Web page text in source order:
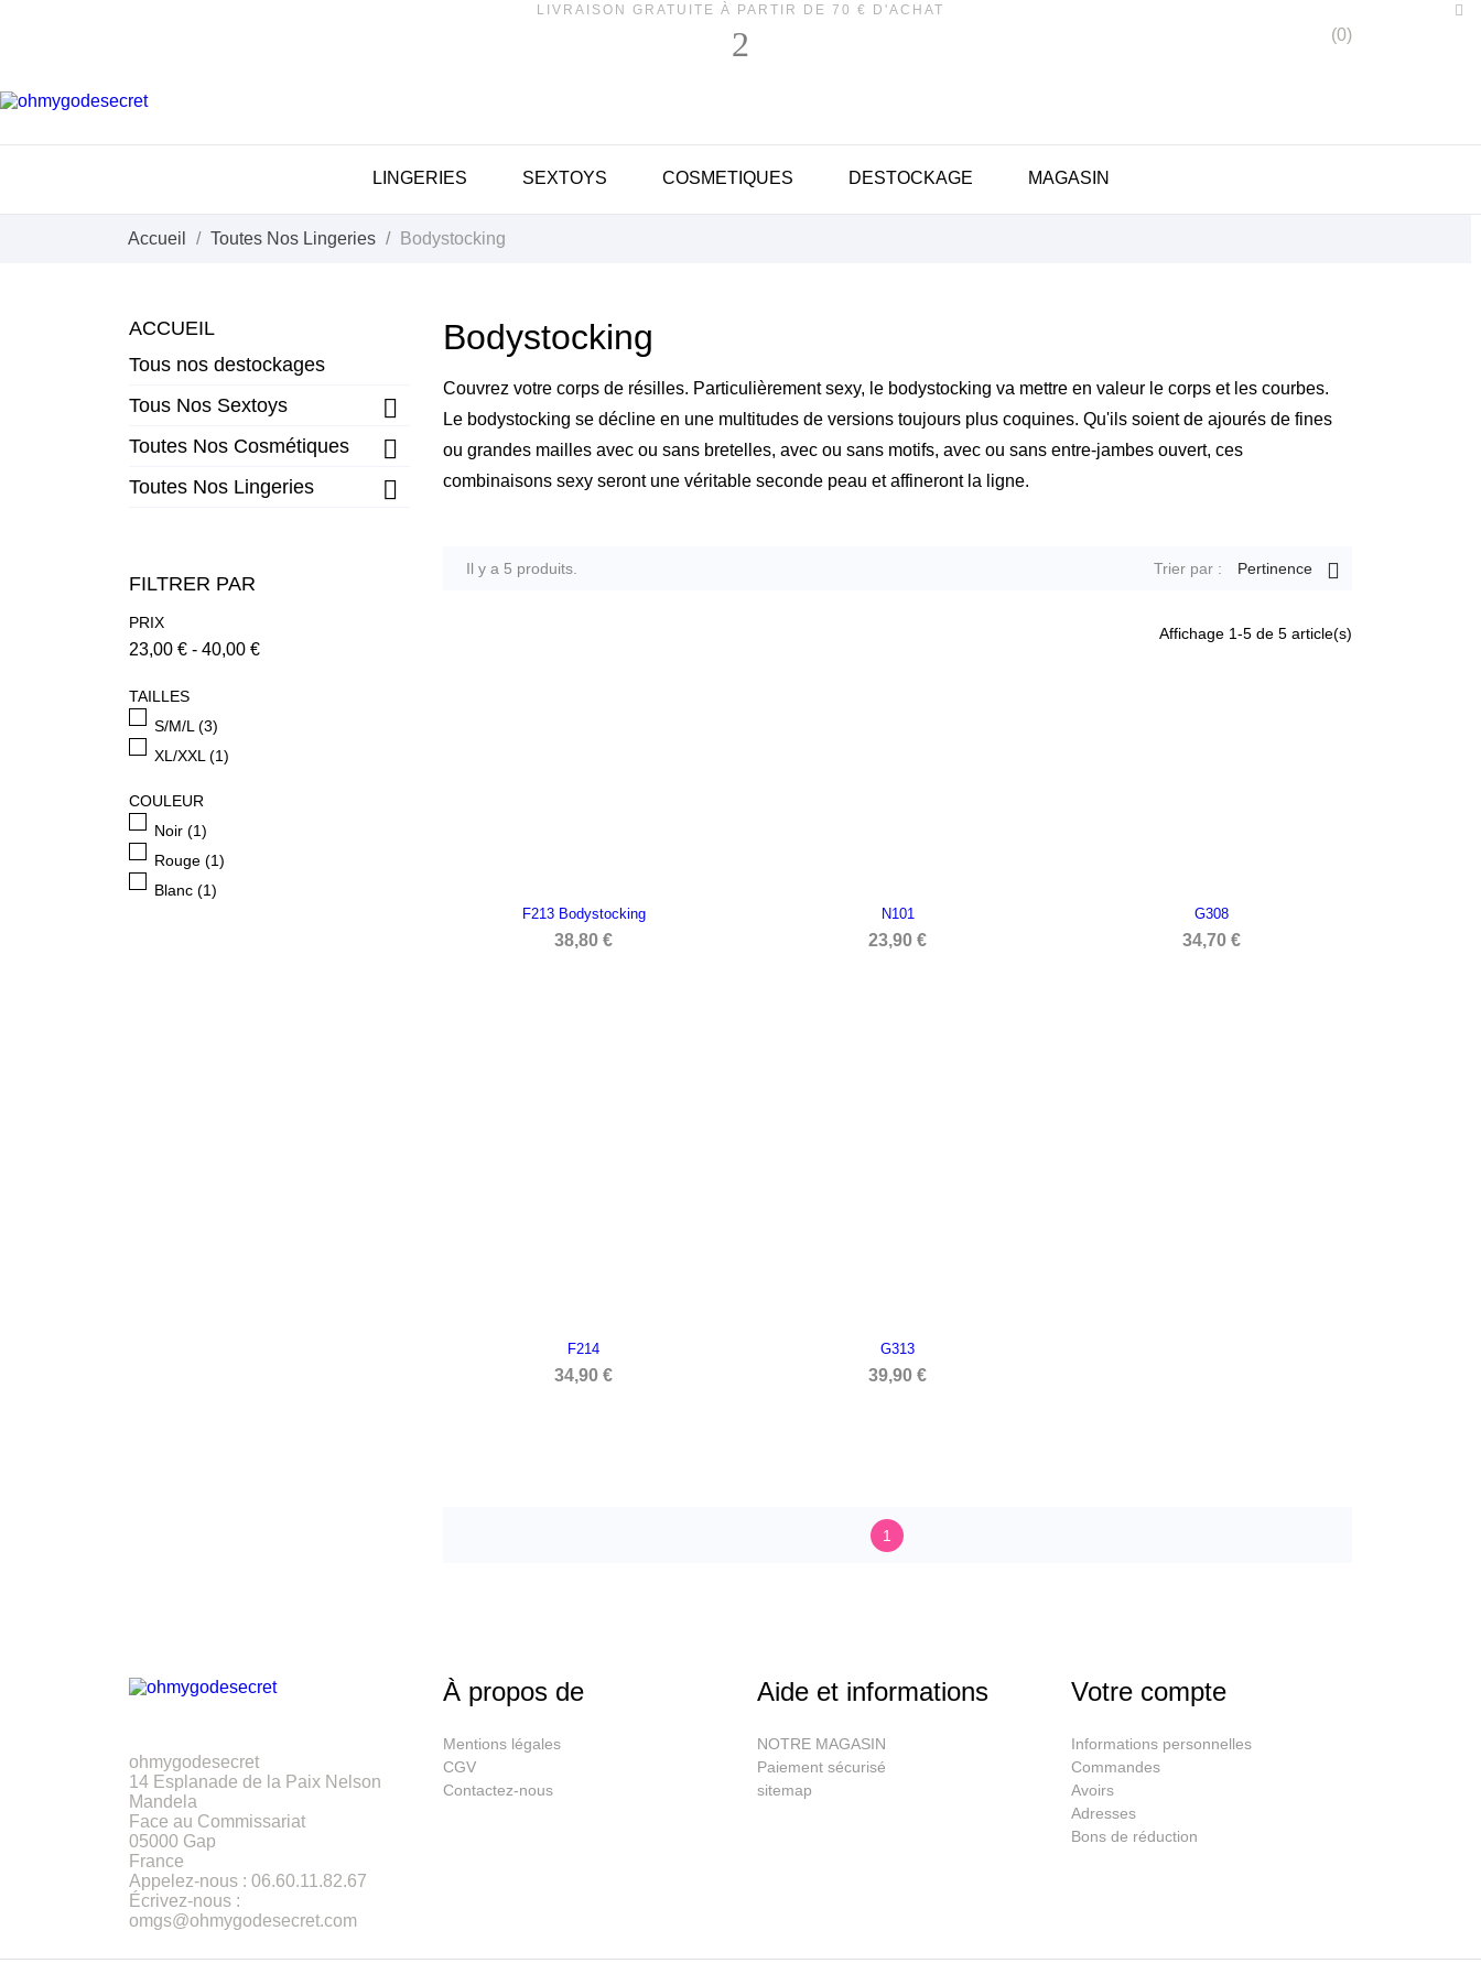
LIVRAISON GRATUITE À PARTIR DE 70 € D'ACHAT 
shopping_cart
(0)
LINGERIES SEXTOYS COSMETIQUES DESTOCKAGE MAGASIN
Accueil Toutes Nos Lingeries Bodystocking
ACCUEIL
Tous nos destockages
Tous Nos Sextoys

Toutes Nos Cosmétiques 
Toutes Nos Lingeries 
FILTRER PAR
PRIX
23,00 € - 40,00 €
TAILLES
S/M/L (3)
XL/XXL (1)
COULEUR
Noir (1)
Rouge (1)
Blanc (1)
Bodystocking
Couvrez votre corps de résilles. Particulièrement sexy, le bodystocking va mettre en valeur le corps et les courbes.
Le bodystocking se décline en une multitudes de versions toujours plus coquines. Qu'ils soient de ajourés de fines
ou grandes mailles avec ou sans bretelles, avec ou sans motifs, avec ou sans entre-jambes ouvert, ces
combinaisons sexy seront une véritable seconde peau et affineront la ligne.
Il y a 5 produits. Trier par : Pertinence 
Affichage 1-5 de 5 article(s)
APERÇU RAPIDE
F213 Bodystocking
38,80 € APERÇU RAPIDE
N101
23,90 € APERÇU RAPIDE
G308
34,70 €
APERÇU RAPIDE
F214
34,90 € APERÇU RAPIDE
G313
39,90 €
1
ohmygodesecret
14 Esplanade de la Paix Nelson
Mandela
Face au Commissariat
05000 Gap
France
Appelez-nous : 06.60.11.82.67
Écrivez-nous :
omgs@ohmygodesecret.com
À propos de
Mentions légales
CGV
Contactez-nous
Aide et informations
NOTRE MAGASIN
Paiement sécurisé
sitemap
Votre compte
Informations personnelles
Commandes
Avoirs
Adresses
Bons de réduction